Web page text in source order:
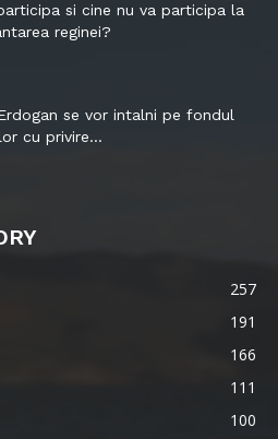
si cine nu va participa la
reginei?
se vor intalni pe fondul
cu privire...
257
191
166
111
100